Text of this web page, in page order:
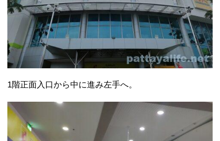
1階正面入口から中に進み左手へ。